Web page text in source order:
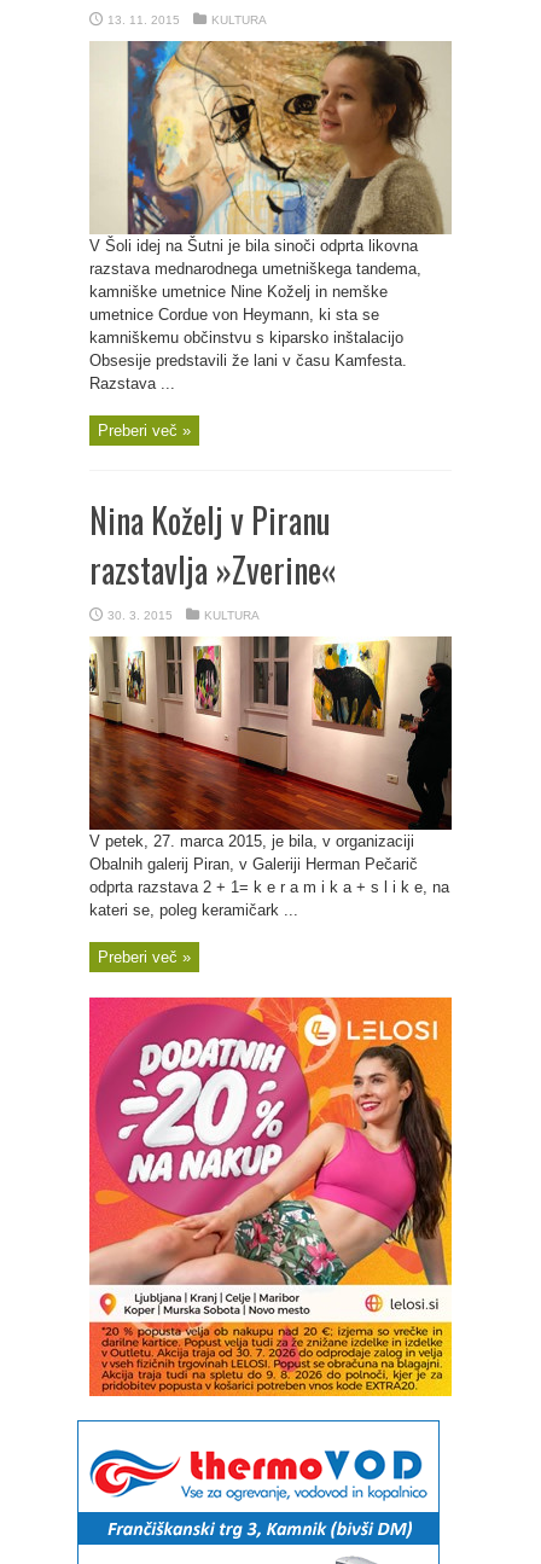
13. 11. 2015 KULTURA
V Šoli idej na Šutni je bila sinoči odprta likovna
razstava mednarodnega umetniškega tandema,
kamniške umetnice Nine Koželj in nemške
umetnice Cordue von Heymann, ki sta se
kamniškemu občinstvu s kiparsko inštalacijo
Obsesije predstavili že lani v času Kamfesta.
Razstava ...
Preberi več »
Nina Koželj v Piranu
razstavlja »Zverine«
30. 3. 2015 KULTURA
V petek, 27. marca 2015, je bila, v organizaciji
Obalnih galerij Piran, v Galeriji Herman Pečarič
odprta razstava 2 + 1= k e r a m i k a + s l i k e, na
kateri se, poleg keramičark ...
Preberi več »